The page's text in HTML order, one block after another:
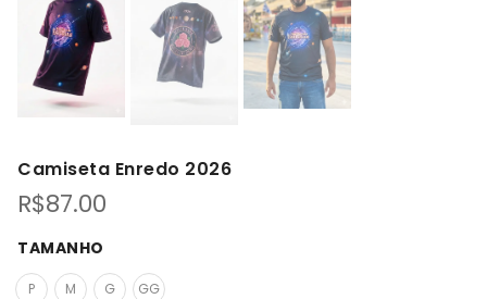
Camiseta Enredo 2026
R$87.00
TAMANHO
P M G GG